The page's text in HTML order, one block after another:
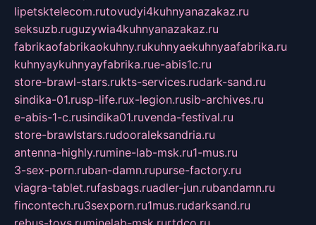
lipetsktelecom.rutovudyi4kuhnyanazakaz.ru
seksuzb.ruguzywia4kuhnyanazakaz.ru
fabrikaofabrikaokuhny.rukuhnyaekuhnyaafabrika.ru
kuhnyaykuhnyayfabrika.rue-abis1c.ru
store-brawl-stars.rukts-services.rudark-sand.ru
sindika-01.rusp-life.rux-legion.rusib-archives.ru
e-abis-1-c.rusindika01.ruvenda-festival.ru
store-brawlstars.rudooraleksandria.ru
antenna-highly.rumine-lab-msk.ru1-mus.ru
3-sex-porn.ruban-damn.rupurse-factory.ru
viagra-tablet.rufasbags.ruadler-jun.rubandamn.ru
fincontech.ru3sexporn.ru1mus.rudarksand.ru